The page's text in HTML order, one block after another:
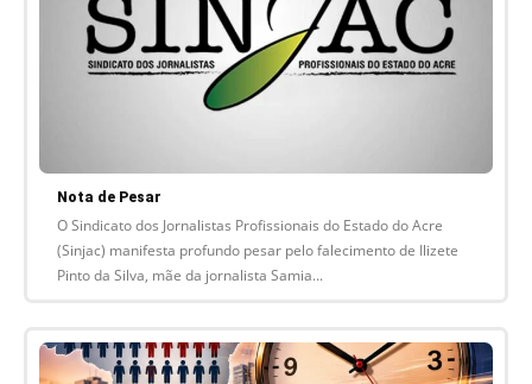
Nota de Pesar
O Sindicato dos Jornalistas Profissionais do Estado do Acre
(Sinjac) manifesta profundo pesar pelo falecimento de Ilizete
Pinto da Silva, mãe da jornalista Samia...